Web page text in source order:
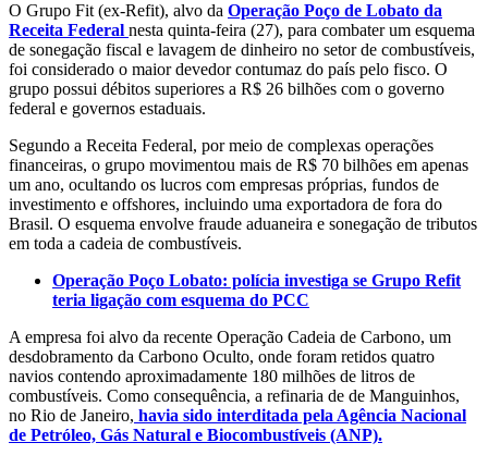
O Grupo Fit (ex-Refit), alvo da Operação Poço de Lobato da
Receita Federal nesta quinta-feira (27), para combater um esquema
de sonegação fiscal e lavagem de dinheiro no setor de combustíveis,
foi considerado o maior devedor contumaz do país pelo fisco. O
grupo possui débitos superiores a R$ 26 bilhões com o governo
federal e governos estaduais.
Segundo a Receita Federal, por meio de complexas operações
financeiras, o grupo movimentou mais de R$ 70 bilhões em apenas
um ano, ocultando os lucros com empresas próprias, fundos de
investimento e offshores, incluindo uma exportadora de fora do
Brasil. O esquema envolve fraude aduaneira e sonegação de tributos
em toda a cadeia de combustíveis.
Operação Poço Lobato: polícia investiga se Grupo Refit
teria ligação com esquema do PCC
A empresa foi alvo da recente Operação Cadeia de Carbono, um
desdobramento da Carbono Oculto, onde foram retidos quatro
navios contendo aproximadamente 180 milhões de litros de
combustíveis. Como consequência, a refinaria de de Manguinhos,
no Rio de Janeiro, havia sido interditada pela Agência Nacional
de Petróleo, Gás Natural e Biocombustíveis (ANP).